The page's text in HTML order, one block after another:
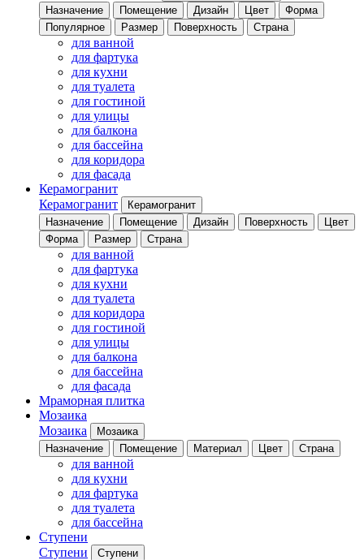
Назначение
Помещение Дизайн Цвет
Форма
Популярное
Размер Поверхность Страна
для ванной
для фартука
для кухни
для туалета
для гостиной
для улицы
для балкона
для бассейна
для коридора
для фасада
Керамогранит
Керамогранит
Керамогранит
Назначение
Помещение Дизайн Поверхность
Цвет
Форма
Размер Страна
для ванной
для фартука
для кухни
для туалета
для коридора
для гостиной
для улицы
для балкона
для бассейна
для фасада
Мраморная плитка
Мозаика
Мозаика
Мозаика
Назначение
Помещение Материал Цвет Страна
для ванной
для кухни
для фартука
для туалета
для бассейна
Ступени
Ступени
Ступени